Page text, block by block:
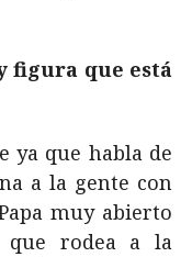
figura que está
ya que habla de
a la gente con
muy abierto
rodea a la